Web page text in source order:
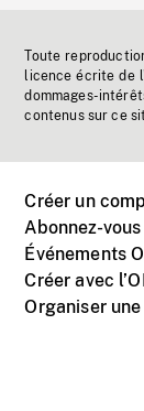
Toute
licence écrite de
dommages-
contenus sur ce
Créer un
Abonnez-
Événements
Créer avec
Organiser